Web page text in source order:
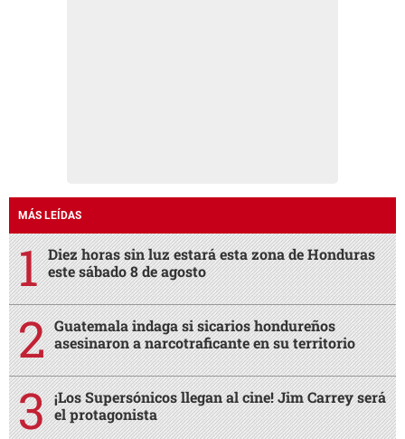
MÁS LEÍDAS
Diez horas sin luz estará esta zona de Honduras
este sábado 8 de agosto
Guatemala indaga si sicarios hondureños
asesinaron a narcotraficante en su territorio
¡Los Supersónicos llegan al cine! Jim Carrey será
el protagonista